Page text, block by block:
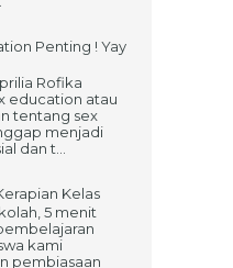
Penting ! Yay
Rofika
education atau
tentang sex
menjadi
dan t...
Kelas
5 menit
kami
pembiasaan